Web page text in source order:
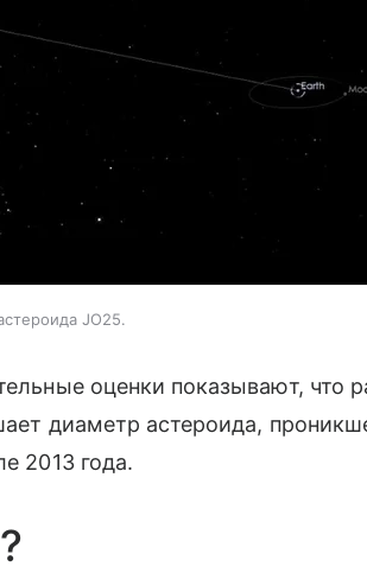
JO25.
оценки показывают, что
диаметр астероида,
2013 года.